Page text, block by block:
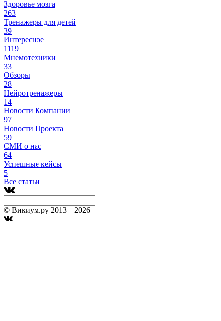
Здоровье мозга
263
Тренажеры для детей
39
Интересное
1119
Мнемотехники
33
Обзоры
28
Нейротренажеры
14
Новости Компании
97
Новости Проекта
59
СМИ о нас
64
Успешные кейсы
5
Все статьи
© Викиум.ру 2013 – 2026